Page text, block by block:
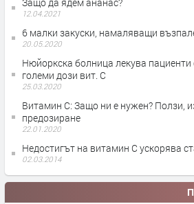
Защо да ядем ананас?
12.04.2021
6 малки закуски, намаляващи
20.05.2020
Нюйоркска болница лекува пациенти с коронавирус с
големи дози вит. С
25.03.2020
Витамин С: Защо ни е нужен? Ползи,
предозиране
22.01.2020
Недостигът на витамин С ускорява
02.03.2014